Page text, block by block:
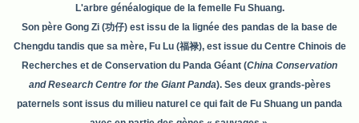
L'arbre généalogique de la femelle Fu Shuang.
Son père Gong Zi (功仔) est issu de la lignée des pandas de la base de
Chengdu tandis que sa mère, Fu Lu (福禄), est issue du Centre Chinois de
Recherches et de Conservation du Panda Géant (China Conservation
and Research Centre for the Giant Panda). Ses deux grands-pères
paternels sont issus du milieu naturel ce qui fait de Fu Shuang un panda